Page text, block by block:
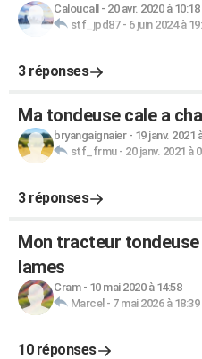
Caloucall - 20 avr. 2020 à 10:18
stf_jpd87- 6 juin 2024 à
3 réponses
Ma tondeuse cale a
bryangaignaier- 19 janv. 2021
stf_frmu- 20 janv. 2021 à
3 réponses
Mon tracteur
lames
Cram- 10 mai 2020 à 14:58
Marcel - 7 mai 2026 à 18:39
10 réponses